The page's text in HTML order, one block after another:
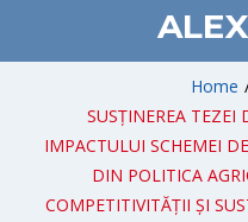
Home
SUSȚINEREA TEZEI
IMPACTULUI SCHEMEI
DIN POLITICA
COMPETITIVITĂȚII ȘI